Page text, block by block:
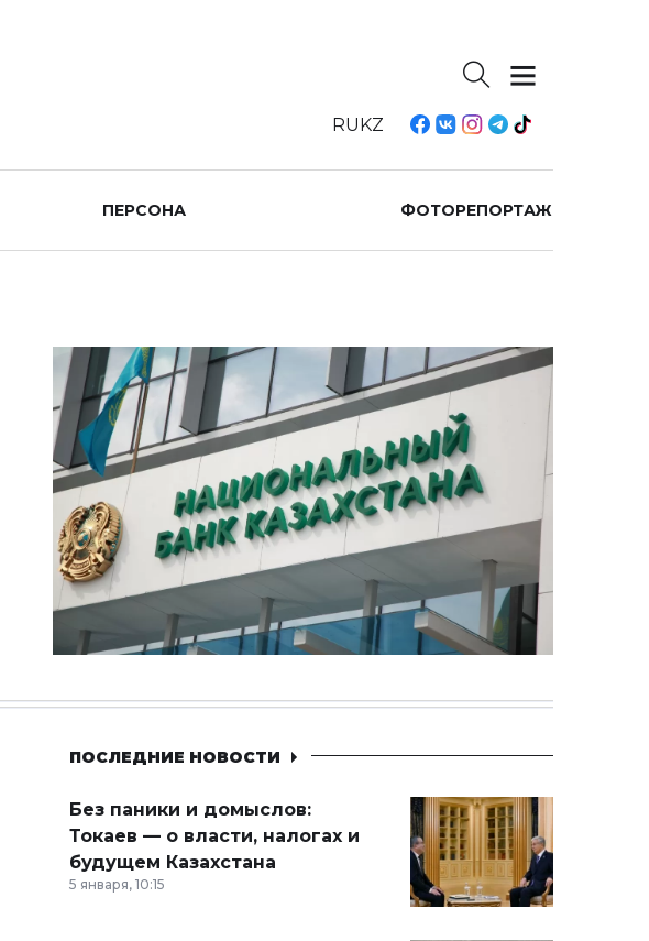
RUKZ
ПЕРСОНА ФОТОРЕПОРТАЖ
ПОСЛЕДНИЕ НОВОСТИ
Без паники и домыслов:
Токаев — о власти, налогах и
будущем Казахстана
5 января, 10:15